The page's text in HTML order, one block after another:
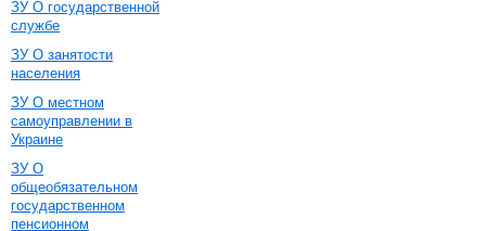
ЗУ О государственной
службе
ЗУ О занятости
населения
ЗУ О местном
самоуправлении в
Украине
ЗУ О
общеобязательном
государственном
пенсионном